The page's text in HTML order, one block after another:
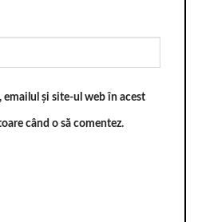
emailul și site-ul web în acest
când o să comentez.